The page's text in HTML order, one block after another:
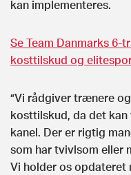
kan implementeres.
Se Team Danmarks
kosttilskud og
”Vi rådgiver trænere
kosttilskud, da det
kanel. Der er rigtig
som har tvivlsom eller
Vi holder os opdateret